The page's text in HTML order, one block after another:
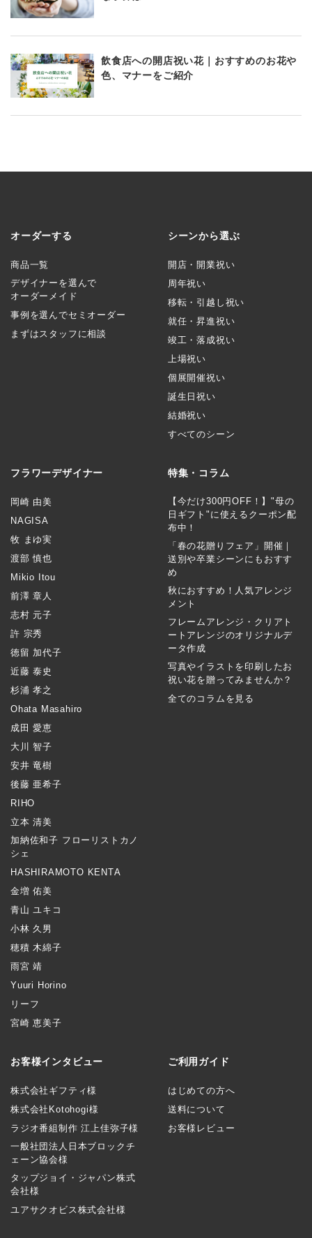
飲食店への開店祝い花｜おすすめのお花や
色、マナーをご紹介
オーダーする
商品一覧
デザイナーを選んで
オーダーメイド
事例を選んでセミオーダー
まずはスタッフに相談
シーンから選ぶ
開店・開業祝い
周年祝い
移転・引越し祝い
就任・昇進祝い
竣工・落成祝い
上場祝い
個展開催祝い
誕生日祝い
結婚祝い
すべてのシーン
フラワーデザイナー
岡崎 由美
NAGISA
牧 まゆ実
渡部 慎也
Mikio Itou
前澤 章人
志村 元子
許 宗秀
徳留 加代子
近藤 泰史
杉浦 孝之
Ohata Masahiro
成田 愛恵
大川 智子
安井 竜樹
後藤 亜希子
RIHO
立本 清美
加納佐和子 フローリストカノ
シェ
HASHIRAMOTO KENTA
金増 佑美
青山 ユキコ
小林 久男
穂積 木綿子
雨宮 靖
Yuuri Horino
リーフ
宮崎 恵美子
特集・コラム
【今だけ300円OFF！】"母の
日ギフト"に使えるクーポン配
布中！
「春の花贈りフェア」開催｜
送別や卒業シーンにもおすす
め
秋におすすめ！人気アレンジ
メント
フレームアレンジ・クリアト
ートアレンジのオリジナルデ
ータ作成
写真やイラストを印刷したお
祝い花を贈ってみませんか？
全てのコラムを見る
お客様インタビュー
株式会社ギフティ様
株式会社Kotohogi様
ラジオ番組制作 江上佳弥子様
一般社団法人日本ブロックチ
ェーン協会様
タップジョイ・ジャパン株式
会社様
ユアサクオビス株式会社様
ご利用ガイド
はじめての方へ
送料について
お客様レビュー